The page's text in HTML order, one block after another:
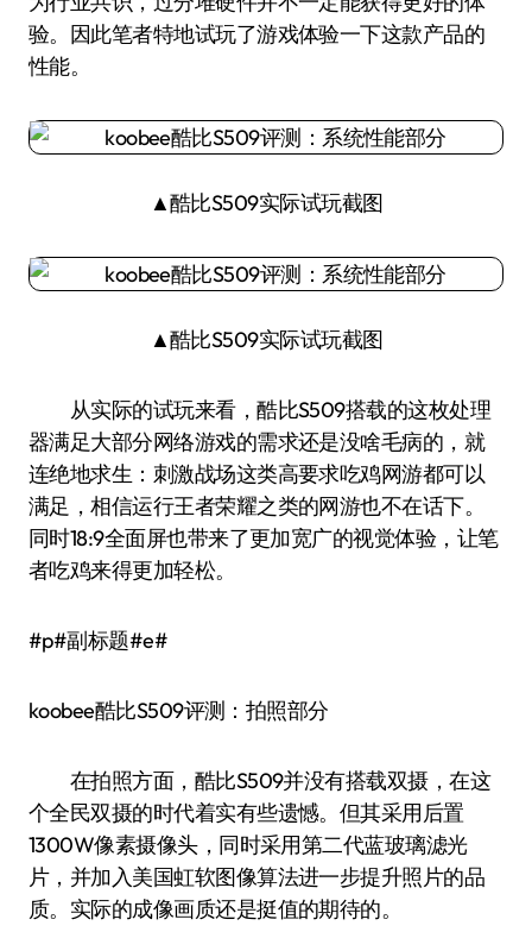
验。因此笔者特地试玩了游戏体验一下这款产品的
性能。
▲酷比S509实际试玩截图
▲酷比S509实际试玩截图
从实际的试玩来看，酷比S509搭载的这枚处理
器满足大部分网络游戏的需求还是没啥毛病的，就
连绝地求生：刺激战场这类高要求吃鸡网游都可以
满足，相信运行王者荣耀之类的网游也不在话下。
同时18:9全面屏也带来了更加宽广的视觉体验，让笔
者吃鸡来得更加轻松。
#p#副标题#e#
koobee酷比S509评测：拍照部分
在拍照方面，酷比S509并没有搭载双摄，在这
个全民双摄的时代着实有些遗憾。但其采用后置
1300W像素摄像头，同时采用第二代蓝玻璃滤光
片，并加入美国虹软图像算法进一步提升照片的品
质。实际的成像画质还是挺值的期待的。